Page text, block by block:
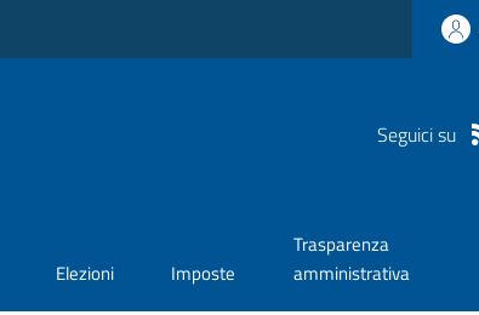
Seguici su
Elezioni Imposte
Trasparenza
amministrativa